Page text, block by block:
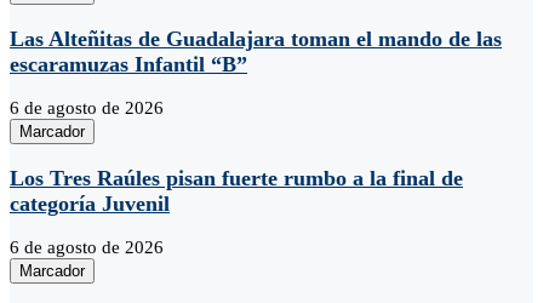
Las Alteñitas de Guadalajara toman el mando de las
escaramuzas Infantil “B”
6 de agosto de 2026
Marcador
Los Tres Raúles pisan fuerte rumbo a la final de
categoría Juvenil
6 de agosto de 2026
Marcador